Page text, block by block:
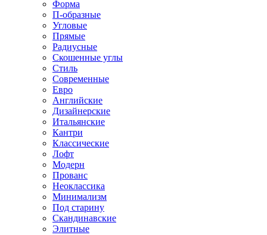
Форма
П-образные
Угловые
Прямые
Радиусные
Скошенные углы
Стиль
Современные
Евро
Английские
Дизайнерские
Итальянские
Кантри
Классические
Лофт
Модерн
Прованс
Неоклассика
Минимализм
Под старину
Скандинавские
Элитные